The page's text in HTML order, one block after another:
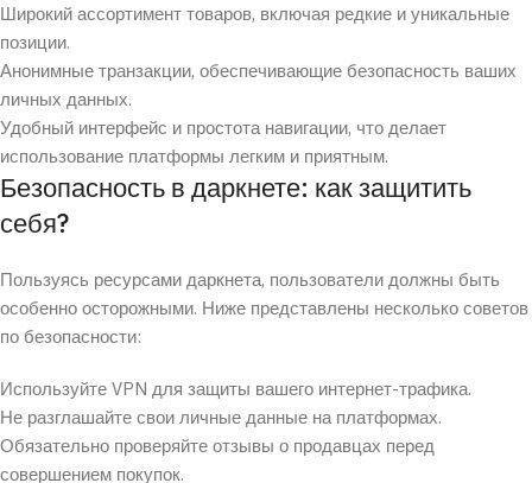
Широкий ассортимент товаров, включая редкие и уникальные
позиции.
Анонимные транзакции, обеспечивающие безопасность ваших
личных данных.
Удобный интерфейс и простота навигации, что делает
использование платформы легким и приятным.
Безопасность в даркнете: как защитить
себя?
Пользуясь ресурсами даркнета, пользователи должны быть
особенно осторожными. Ниже представлены несколько советов
по безопасности:
Используйте VPN для защиты вашего интернет-трафика.
Не разглашайте свои личные данные на платформах.
Обязательно проверяйте отзывы о продавцах перед
совершением покупок.